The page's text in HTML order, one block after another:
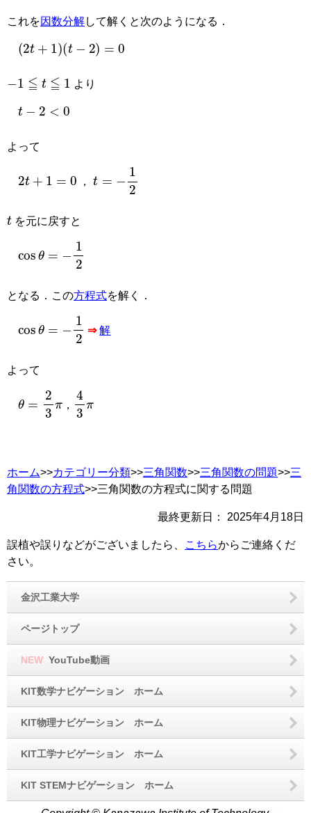
これを因数分解して解くと次のようになる．
(2t 1 )( t− 2 0
1 ≦t ≦ 1
より
t <0
よって
2 t =
，
t
t
を元に戻すと
θ 2
となる．この方程式を解く．
θ 2
⇒ 解
よって
，
θ 3π
4
ホーム>>カテゴリー分類>>三角関数>>三角関数の問題>>三
角関数の方程式>>三角関数の方程式に関する問題
最終更新日： 2025年4月18日
誤植や誤りなどがございましたら、 こちらからご連絡くだ
さい。
金沢工業大学
ページトップ
NEW YouTube動画
KIT数学ナビゲーション ホーム
KIT物理ナビゲーション ホーム
KIT工学ナビゲーション ホーム
KIT STEMナビゲーション ホーム